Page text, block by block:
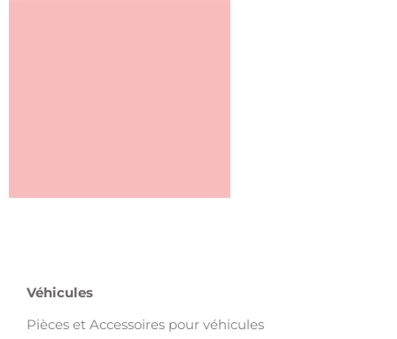
Véhicules
Pièces et Accessoires pour véhicules